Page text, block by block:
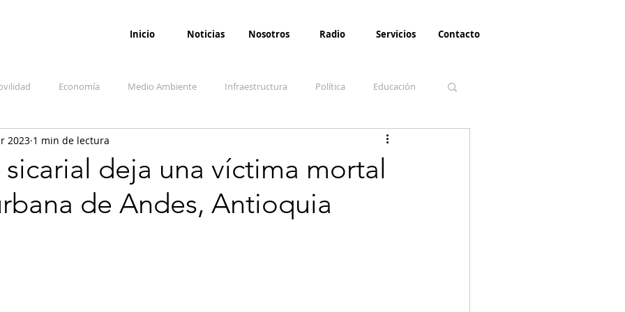
Inicio Noticias Nosotros Radio Servicios Contacto
Economía Medio Ambiente Infraestructura Política Educación
Salud Opinión Paz
y sociedad Denuncia Ciudadana Conflicto armado interno
deja una víctima mortal
de Andes, Antioquia
2023 1 min de lectura